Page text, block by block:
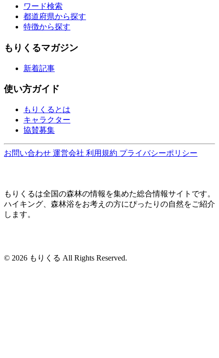
ワード検索
都道府県から探す
特徴から探す
もりくるマガジン
新着記事
使い方ガイド
もりくるとは
キャラクター
協賛募集
お問い合わせ 運営会社 利用規約 プライバシーポリシー
もりくるは全国の森林の情報を集めた総合情報サイトです。
ハイキング、森林浴をお考えの方にぴったりの自然をご紹介
します。
© 2026 もりくる All Rights Reserved.